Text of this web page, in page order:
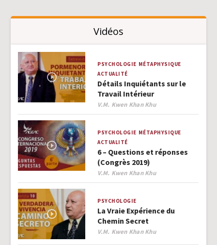
Vidéos
PSYCHOLOGIE MÉTAPHYSIQUE
ACTUALITÉ
Détails Inquiétants sur le
Travail Intérieur
Author
V.M. Kwen Khan Khu
PSYCHOLOGIE MÉTAPHYSIQUE
ACTUALITÉ
6 – Questions et réponses
(Congrès 2019)
Author
V.M. Kwen Khan Khu
PSYCHOLOGIE
La Vraie Expérience du
Chemin Secret
Author
V.M. Kwen Khan Khu